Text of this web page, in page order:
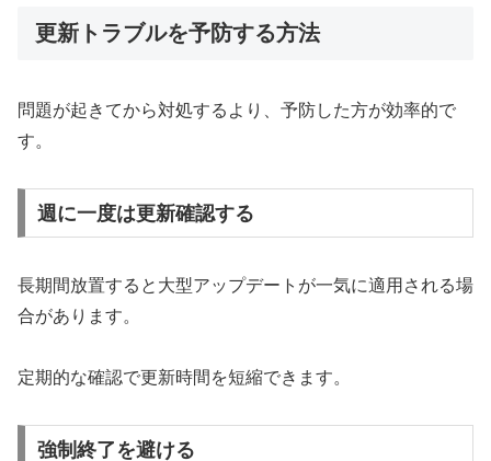
更新トラブルを予防する方法
問題が起きてから対処するより、予防した方が効率的で
す。
週に一度は更新確認する
長期間放置すると大型アップデートが一気に適用される場
合があります。
定期的な確認で更新時間を短縮できます。
強制終了を避ける